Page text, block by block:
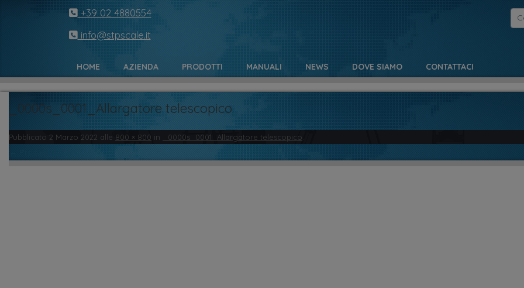
+39 02 4880554
info@stpscale.it
HOME AZIENDA PRODOTTI MANUALI NEWS DOVE SIAMO CONTATTACI
_0000s_0001_Allargatore telescopico
Pubblicato 2 Marzo 2022 alle 800 × 800 in _0000s_0001_Allargatore telescopico